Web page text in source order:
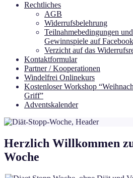
Rechtliches
AGB
Widerrufsbelehrung
Teilnahmebedingungen
Gewinnspiele auf
Verzicht auf das
Kontaktformular
Partner / Kooperationen
Windelfrei Onlinekurs
Kostenloser Workshop
Griff”
Adventskalender
Herzlich Willkommen
Woche